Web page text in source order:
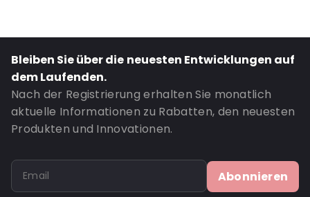
Bestell-ID: 631
Bleiben Sie über die neuesten Entwicklungen auf
dem Laufenden.
Nach der Registrierung erhalten Sie monatlich
aktuelle Informationen zu Rabatten, den neuesten
Produkten und Innovationen.
Abonnieren